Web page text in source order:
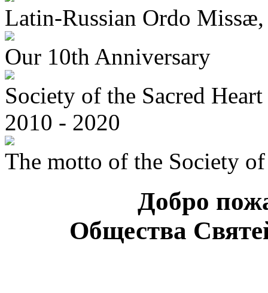
Latin-Russian Ordo
Our 10th Anniversary
Society of the Sacred Heart
2010 - 2020
The motto of the Society
Добро
Общества